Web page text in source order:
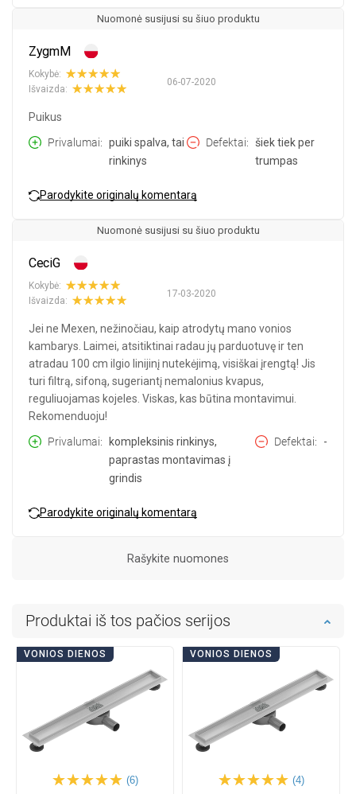
Nuomonė susijusi su šiuo produktu
ZygmM
06-07-2020
Kokybė:
Išvaizda:
Puikus
Privalumai
puiki spalva, tai
rinkinys
Defektai
šiek tiek per
trumpas
Parodykite originalų komentarą
Nuomonė susijusi su šiuo produktu
CeciG
17-03-2020
Kokybė:
Išvaizda:
Jei ne Mexen, nežinočiau, kaip atrodytų mano vonios
kambarys. Laimei, atsitiktinai radau jų parduotuvę ir ten
atradau 100 cm ilgio linijinį nutekėjimą, visiškai įrengtą! Jis
turi filtrą, sifoną, sugeriantį nemalonius kvapus,
reguliuojamas kojeles. Viskas, kas būtina montavimui.
Rekomenduoju!
Privalumai
kompleksinis rinkinys,
paprastas montavimas į
grindis
Defektai -
Parodykite originalų komentarą
Rašykite nuomones
Produktai iš tos pačios serijos
VONIOS DIENOS
(6)
VONIOS DIENOS
(4)